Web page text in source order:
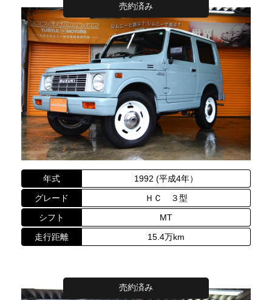
売約済み
年式
1992 (平成4年）
グレード
ＨＣ ３型
シフト
MT
走行距離
15.4万km
売約済み